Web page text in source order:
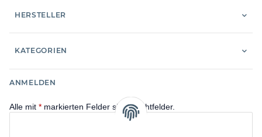
HERSTELLER
KATEGORIEN
ANMELDEN
Alle mit * markierten Felder sind Pflichtfelder.